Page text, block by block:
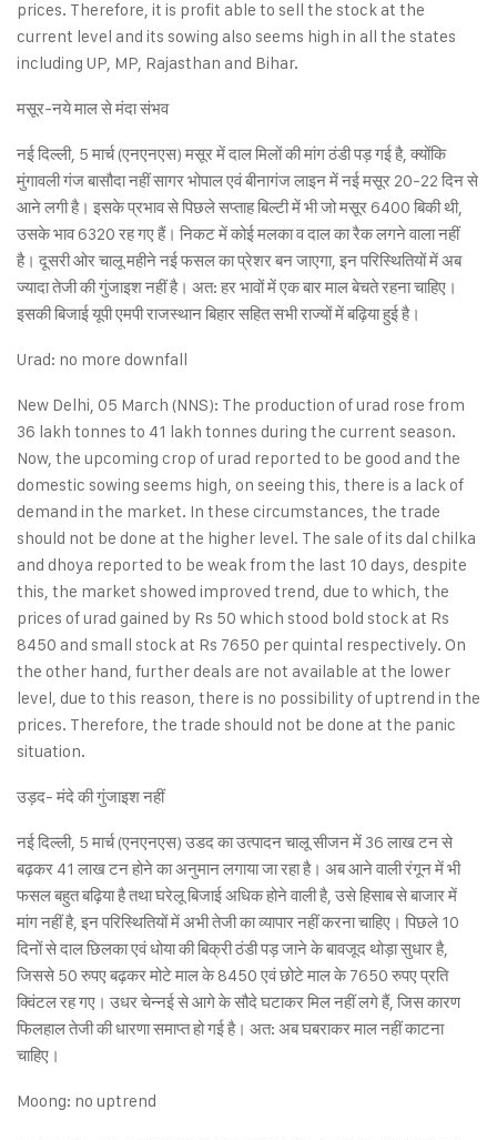
prices. Therefore, it is profit able to sell the stock at the
current level and its sowing also seems high in all the states
including UP, MP, Rajasthan and Bihar.
मसूर-नये माल से मंदा संभव
नई दिल्ली, 5 मार्च (एनएनएस) मसूर में दाल मिलों की मांग ठंडी पड़ गई है, क्योंकि
मुंगावली गंज बासौदा नहीं सागर भोपाल एवं बीनागंज लाइन में नई मसूर 20-22 दिन से
आने लगी है। इसके प्रभाव से पिछले सप्ताह बिल्टी में भी जो मसूर 6400 बिकी थी,
उसके भाव 6320 रह गए हैं। निकट में कोई मलका व दाल का रैक लगने वाला नहीं
है। दूसरी ओर चालू महीने नई फसल का प्रेशर बन जाएगा, इन परिस्थितियों में अब
ज्यादा तेजी की गुंजाइश नहीं है। अत: हर भावों में एक बार माल बेचते रहना चाहिए।
इसकी बिजाई यूपी एमपी राजस्थान बिहार सहित सभी राज्यों में बढ़िया हुई है।
Urad: no more downfall
New Delhi, 05 March (NNS): The production of urad rose from
36 lakh tonnes to 41 lakh tonnes during the current season.
Now, the upcoming crop of urad reported to be good and the
domestic sowing seems high, on seeing this, there is a lack of
demand in the market. In these circumstances, the trade
should not be done at the higher level. The sale of its dal chilka
and dhoya reported to be weak from the last 10 days, despite
this, the market showed improved trend, due to which, the
prices of urad gained by Rs 50 which stood bold stock at Rs
8450 and small stock at Rs 7650 per quintal respectively. On
the other hand, further deals are not available at the lower
level, due to this reason, there is no possibility of uptrend in the
prices. Therefore, the trade should not be done at the panic
situation.
उड़द- मंदे की गुंजाइश नहीं
नई दिल्ली, 5 मार्च (एनएनएस) उडद का उत्पादन चालू सीजन में 36 लाख टन से
बढ़कर 41 लाख टन होने का अनुमान लगाया जा रहा है। अब आने वाली रंगून में भी
फसल बहुत बढ़िया है तथा घरेलू बिजाई अधिक होने वाली है, उसे हिसाब से बाजार में
मांग नहीं है, इन परिस्थितियों में अभी तेजी का व्यापार नहीं करना चाहिए। पिछले 10
दिनों से दाल छिलका एवं धोया की बिक्री ठंडी पड़ जाने के बावजूद थोड़ा सुधार है,
जिससे 50 रुपए बढ़कर मोटे माल के 8450 एवं छोटे माल के 7650 रुपए प्रति
क्विंटल रह गए। उधर चेन्नई से आगे के सौदे घटाकर मिल नहीं लगे हैं, जिस कारण
फिलहाल तेजी की धारणा समाप्त हो गई है। अत: अब घबराकर माल नहीं काटना
चाहिए।
Moong: no uptrend